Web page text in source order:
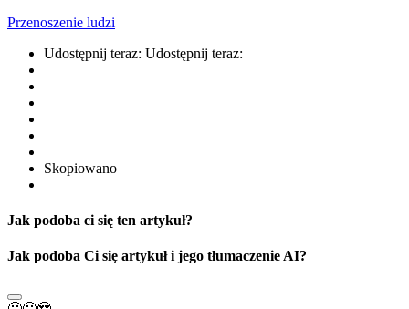
Przenoszenie ludzi
Udostępnij teraz: Udostępnij teraz:
Skopiowano
Jak podoba ci się ten artykuł?
Jak podoba Ci się artykuł i jego tłumaczenie AI?